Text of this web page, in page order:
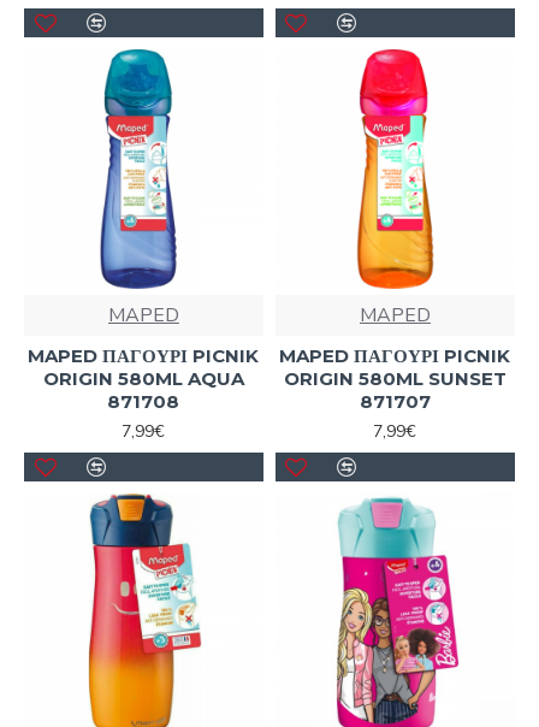
MAPED
MAPED ΠΑΓΟΥΡΙ PICNIK
ORIGIN 580ML AQUA
871708
7,99€
MAPED
MAPED ΠΑΓΟΥΡΙ PICNIK
ORIGIN 580ML SUNSET
871707
7,99€